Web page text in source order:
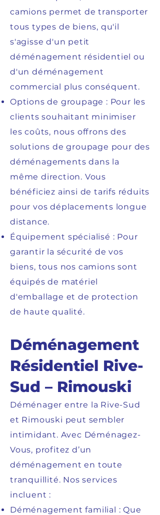
camions permet de transporter
tous types de biens, qu'il
s'agisse d'un petit
déménagement résidentiel ou
d'un déménagement
commercial plus conséquent.
Options de groupage : Pour les
clients souhaitant minimiser
les coûts, nous offrons des
solutions de groupage pour des
déménagements dans la
même direction. Vous
bénéficiez ainsi de tarifs réduits
pour vos déplacements longue
distance.
Équipement spécialisé : Pour
garantir la sécurité de vos
biens, tous nos camions sont
équipés de matériel
d'emballage et de protection
de haute qualité.
Déménagement
Résidentiel Rive-
Sud – Rimouski
Déménager entre la Rive-Sud
et Rimouski peut sembler
intimidant. Avec Déménagez-
Vous, profitez d’un
déménagement en toute
tranquillité. Nos services
incluent :
Déménagement familial : Que